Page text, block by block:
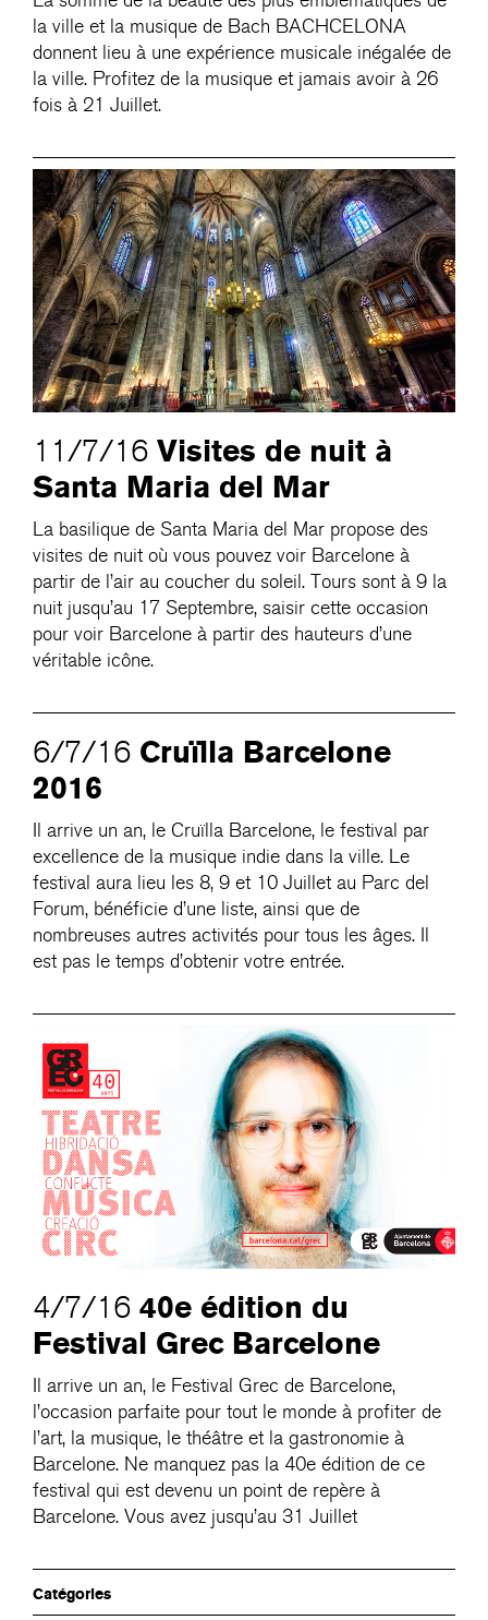
la ville et la musique de Bach BACHCELONA
donnent lieu à une expérience musicale inégalée de
la ville. Profitez de la musique et jamais avoir à 26
fois à 21 Juillet.
11/7/16 Visites de nuit à
Santa Maria del Mar
La basilique de Santa Maria del Mar propose des
visites de nuit où vous pouvez voir Barcelone à
partir de l’air au coucher du soleil. Tours sont à 9 la
nuit jusqu’au 17 Septembre, saisir cette occasion
pour voir Barcelone à partir des hauteurs d’une
véritable icône.
6/7/16 Cruïlla Barcelone
2016
Il arrive un an, le Cruïlla Barcelone, le festival par
excellence de la musique indie dans la ville. Le
festival aura lieu les 8, 9 et 10 Juillet au Parc del
Forum, bénéficie d’une liste, ainsi que de
nombreuses autres activités pour tous les âges. Il
est pas le temps d’obtenir votre entrée.
4/7/16 40e édition du
Festival Grec Barcelone
Il arrive un an, le Festival Grec de Barcelone,
l’occasion parfaite pour tout le monde à profiter de
l’art, la musique, le théâtre et la gastronomie à
Barcelone. Ne manquez pas la 40e édition de ce
festival qui est devenu un point de repère à
Barcelone. Vous avez jusqu’au 31 Juillet
Catégories